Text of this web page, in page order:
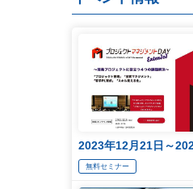
2023年12月21日～
無料セミナー